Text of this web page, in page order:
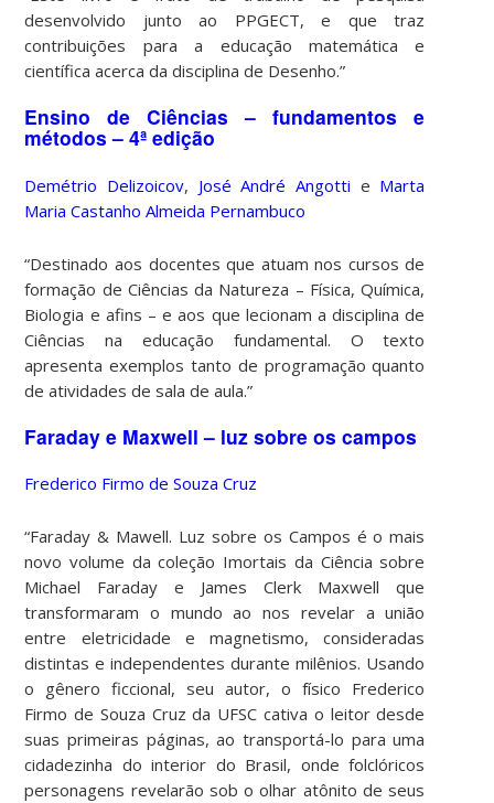
desenvolvido junto ao PPGECT, e que traz
contribuições para a educação matemática e
científica acerca da disciplina de Desenho.”
Ensino de Ciências – fundamentos e
métodos – 4ª edição
Demétrio Delizoicov, José André Angotti e Marta
Maria Castanho Almeida Pernambuco
“Destinado aos docentes que atuam nos cursos de
formação de Ciências da Natureza – Física, Química,
Biologia e afins – e aos que lecionam a disciplina de
Ciências na educação fundamental. O texto
apresenta exemplos tanto de programação quanto
de atividades de sala de aula.”
Faraday e Maxwell – luz sobre os campos
Frederico Firmo de Souza Cruz
“Faraday & Mawell. Luz sobre os Campos é o mais
novo volume da coleção Imortais da Ciência sobre
Michael Faraday e James Clerk Maxwell que
transformaram o mundo ao nos revelar a união
entre eletricidade e magnetismo, consideradas
distintas e independentes durante milênios. Usando
o gênero ficcional, seu autor, o físico Frederico
Firmo de Souza Cruz da UFSC cativa o leitor desde
suas primeiras páginas, ao transportá-lo para uma
cidadezinha do interior do Brasil, onde folclóricos
personagens revelarão sob o olhar atônito de seus